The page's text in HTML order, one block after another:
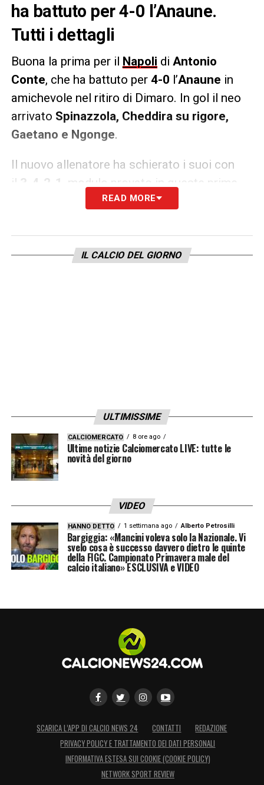
ha battuto per 4-0 l’Anaune.
Tutti i dettagli
Buona la prima per il Napoli di Antonio
Conte, che ha battuto per 4-0 l’Anaune in
amichevole nel ritiro di Dimaro. In gol il neo
arrivato Spinazzola, Cheddira su rigore,
Gaetano e Ngonge.
Il nuovo allenatore ha schierato i suoi con
il 3-4-2-1
, modulo provato in queste prime
sedute del ritiro estivo. Da sottolineare che
Meret, Di Lorenzo, Lobotka, Kvarae
l’infortunato Victor Osimhen
READ MORE
IL CALCIO DEL GIORNO
ULTIMISSIME
CALCIOMERCATO 8 ore ago
Ultime notizie Calciomercato LIVE: tutte le
novità del giorno
VIDEO
HANNO DETTO 1 settimana ago Alberto Petrosilli
Bargiggia: «Mancini voleva solo la Nazionale. Vi
svelo cosa è successo davvero dietro le quinte
della FIGC. Campionato Primavera male del
calcio italiano» ESCLUSIVA e VIDEO
SCARICA L’APP DI CALCIO NEWS 24 CONTATTI
REDAZIONE
PRIVACY POLICY E TRATTAMENTO DEI DATI PERSONALI
INFORMATIVA ESTESA SUI COOKIE (COOKIE POLICY)
NETWORK SPORT REVIEW